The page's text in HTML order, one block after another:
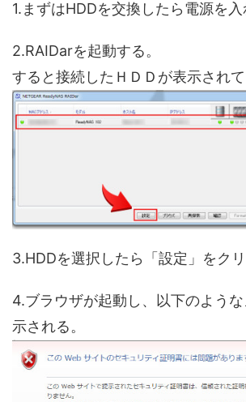
1.まずはHDDを交換したら電源を入
2.RAIDarを起動する。
すると接続したＨＤＤが表示されて
3.HDDを選択したら「設定」をクリ
4.ブラウザが起動し、以下のよう
示される。